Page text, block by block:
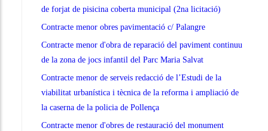
de forjat de pisicina coberta municipal (2na licitació)
Contracte menor obres pavimentació c/ Palangre
Contracte menor d'obra de reparació del paviment continuu
de la zona de jocs infantil del Parc Maria Salvat
Contracte menor de serveis redacció de l’Estudi de la
viabilitat urbanística i tècnica de la reforma i ampliació de
la caserna de la policia de Pollença
Contracte menor d'obres de restauració del monument